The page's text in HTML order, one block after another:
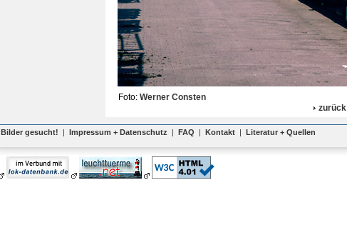
Foto: Werner Consten
zurück
Bilder gesucht! | Impressum + Datenschutz | FAQ | Kontakt | Literatur + Quellen